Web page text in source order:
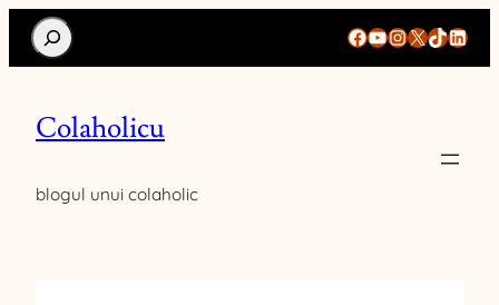
Search Facebook
YouTube
Instagram
X TikTok
Colaholicu
blogul unui colaholic